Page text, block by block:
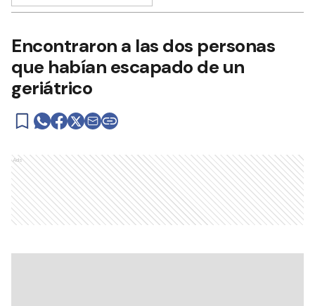
Encontraron a las dos personas
que habían escapado de un
geriátrico
Ads